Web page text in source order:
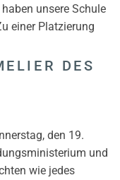
unsere Schule
einer Platzierung
DES
den 19.
und
wie jedes